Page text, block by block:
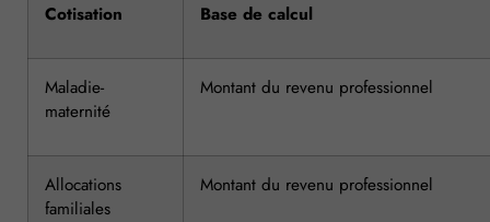
Cotisation Base de calcul
Maladie-
maternité
Montant du revenu professionnel
Allocations
familiales
Montant du revenu professionnel